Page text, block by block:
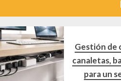
Gestión de
canaletas,
para un